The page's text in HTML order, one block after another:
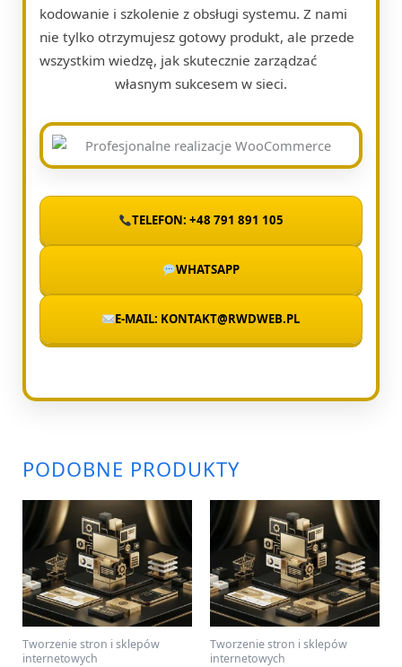
kodowanie i szkolenie z obsługi systemu. Z nami
nie tylko otrzymujesz gotowy produkt, ale przede
wszystkim wiedzę, jak skutecznie zarządzać
własnym sukcesem w sieci.
TELEFON: +48 791 891 105
WHATSAPP
E-MAIL: KONTAKT@RWDWEB.PL
PODOBNE PRODUKTY
Tworzenie stron i sklepów
internetowych
Tworzenie stron i sklepów
internetowych